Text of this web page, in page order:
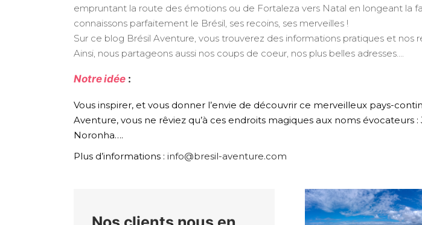
empruntant la route des émotions ou de Fortaleza vers Natal en longeant la
connaissons parfaitement le Brésil, ses recoins, ses merveilles !
Sur ce blog Brésil Aventure, vous trouverez des informations pratiques et
Ainsi, nous partageons aussi nos coups de coeur, nos plus belles adresses….
Notre idée :
Vous inspirer, et vous donner l’envie de découvrir ce merveilleux pays-
Aventure, vous ne rêviez qu’à ces endroits magiques aux noms évocateurs
Noronha….
Plus d’informations : info@bresil-aventure.com